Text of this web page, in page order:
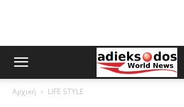
Αρχική LIFE STYLE